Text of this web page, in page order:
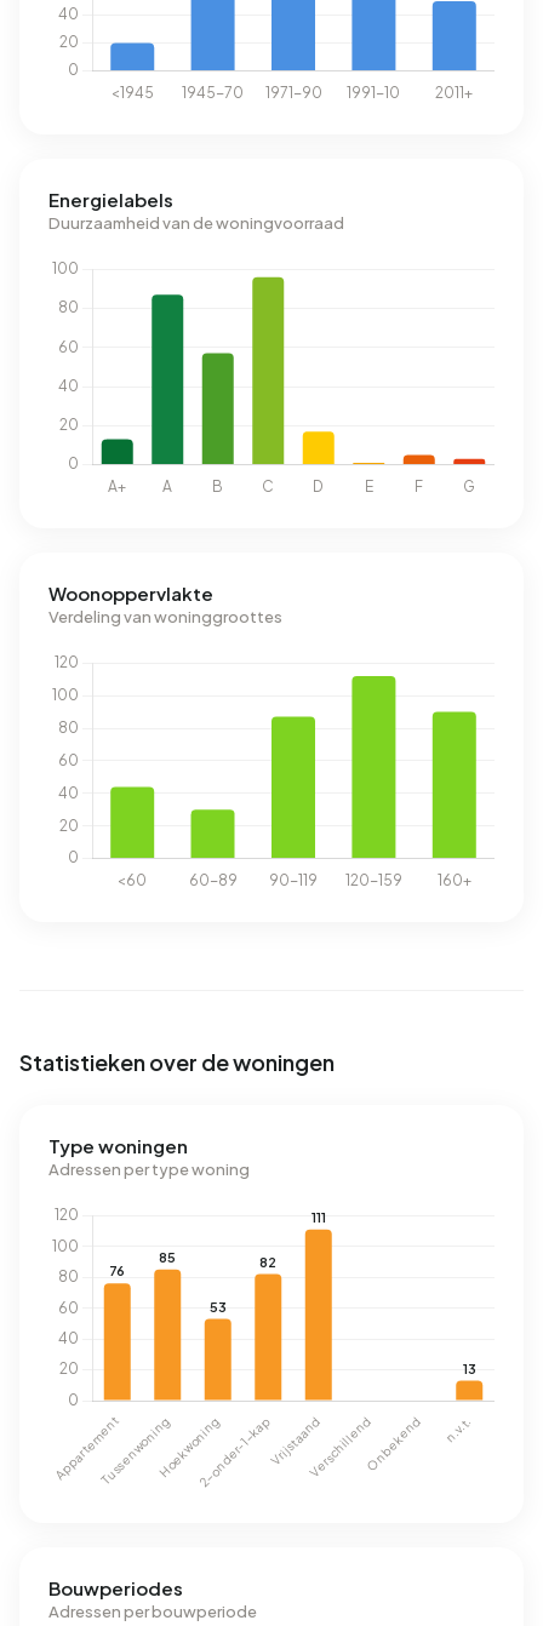
Energielabels
Duurzaamheid van de woningvoorraad
Woonoppervlakte
Verdeling van woninggroottes
Statistieken over de woningen
Type woningen
Adressen per type woning
Bouwperiodes
Adressen per bouwperiode